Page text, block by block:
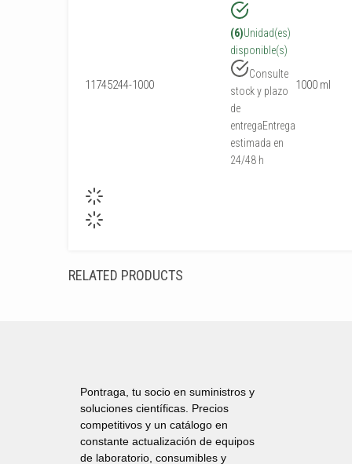
11745244-1000
(6)Unidad(es)
disponible(s)
Consulte
stock y plazo
de
entregaEntrega
estimada en
24/48 h
1000 ml
RELATED PRODUCTS
Pontraga, tu socio en suministros y
soluciones científicas. Precios
competitivos y un catálogo en
constante actualización de equipos
de laboratorio, consumibles y